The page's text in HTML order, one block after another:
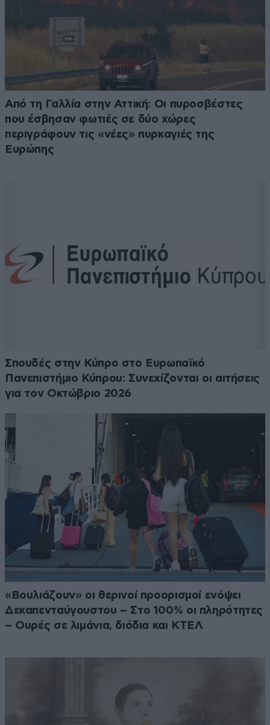
Από τη Γαλλία στην Αττική: Οι πυροσβέστες
που έσβησαν φωτιές σε δύο χώρες
περιγράφουν τις «νέες» πυρκαγιές της
Ευρώπης
Σπουδές στην Κύπρο στο Ευρωπαϊκό
Πανεπιστήμιο Κύπρου: Συνεχίζονται οι αιτήσεις
για τον Οκτώβριο 2026
«Βουλιάζουν» οι θερινοί προορισμοί ενόψει
Δεκαπενταύγουστου – Στο 100% οι πληρότητες
– Ουρές σε λιμάνια, διόδια και ΚΤΕΛ